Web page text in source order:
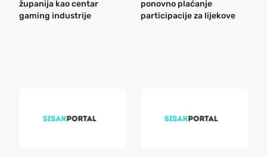
županija kao centar
gaming industrije
ponovno plaćanje
participacije za lijekove